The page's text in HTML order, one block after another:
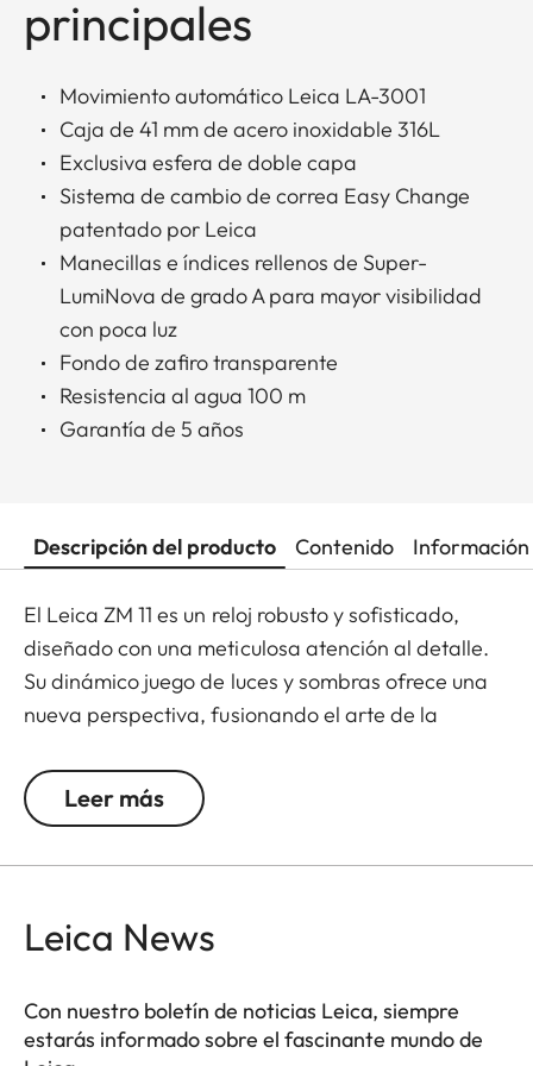
principales
Movimiento automático Leica LA-3001
Caja de 41 mm de acero inoxidable 316L
Exclusiva esfera de doble capa
Sistema de cambio de correa Easy Change
patentado por Leica
Manecillas e índices rellenos de Super-
LumiNova de grado A para mayor visibilidad
con poca luz
Fondo de zafiro transparente
Resistencia al agua 100 m
Garantía de 5 años
Descripción del producto Contenido
El Leica ZM 11 es un reloj robusto y sofisticado,
diseñado con una meticulosa atención al detalle.
Su dinámico juego de luces y sombras ofrece una
nueva perspectiva, fusionando el arte de la
Impulsado por el calibre Leica Boutique LA-3001,
posiciones para una precisión óptima.
Con 35 piedras preciosas meticulosamente
engastadas y refinadas técnicas de acabado, el
Leer más
Leica News
Con nuestro boletín de noticias Leica, siempre
estarás informado sobre el fascinante mundo de